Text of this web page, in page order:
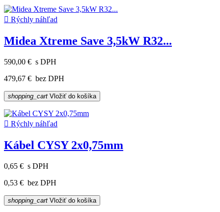
 Rýchly náhľad
Midea Xtreme Save 3,5kW R32...
590,00 € s DPH
479,67 € bez DPH
shopping_cart Vložiť do košíka
 Rýchly náhľad
Kábel CYSY 2x0,75mm
0,65 € s DPH
0,53 € bez DPH
shopping_cart Vložiť do košíka